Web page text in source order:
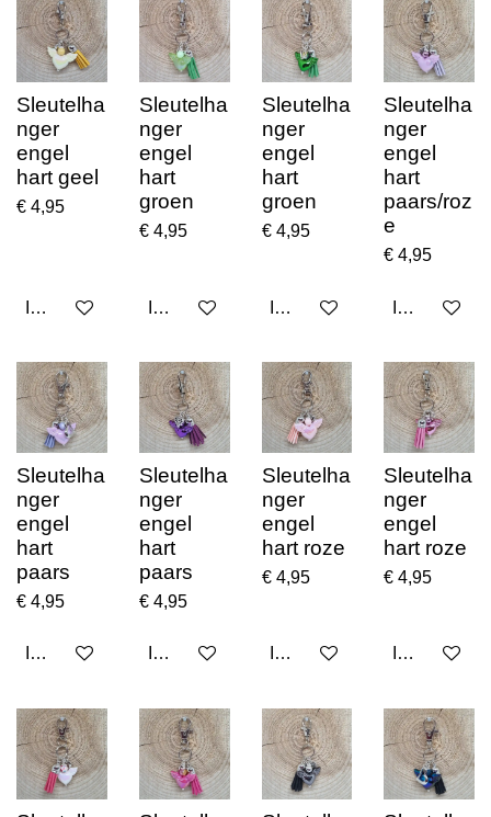
Sleutelha
nger
engel
hart geel
€ 4,95
In winkelwagen
Sleutelha
nger
engel
hart
groen
€ 4,95
In winkelwagen
Sleutelha
nger
engel
hart
groen
€ 4,95
In winkelwagen
Sleutelha
nger
engel
hart
paars/roz
e
€ 4,95
In
Sleutelha
nger
engel
hart
paars
€ 4,95
In winkelwagen
Sleutelha
nger
engel
hart
paars
€ 4,95
In winkelwagen
Sleutelha
nger
engel
hart roze
€ 4,95
In winkelwagen
Sleutelha
nger
engel
hart roze
€ 4,95
In